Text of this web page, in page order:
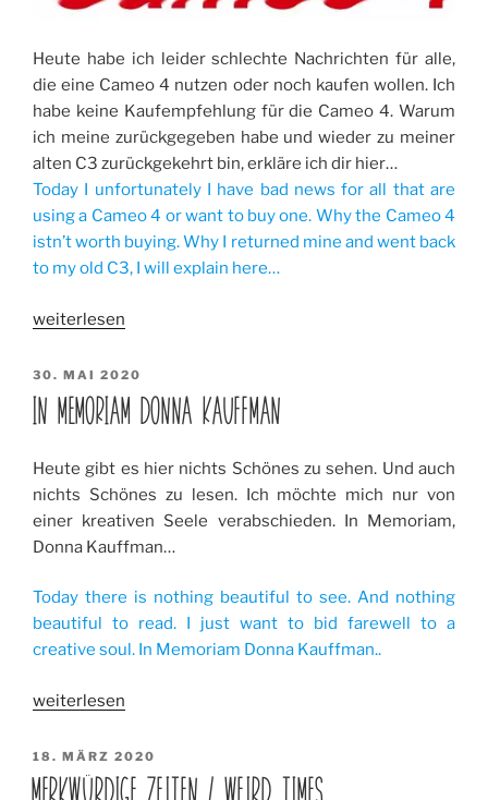
Heute habe ich leider schlechte Nachrichten für alle,
die eine Cameo 4 nutzen oder noch kaufen wollen. Ich
habe keine Kaufempfehlung für die Cameo 4. Warum
ich meine zurückgegeben habe und wieder zu meiner
alten C3 zurückgekehrt bin, erkläre ich dir hier…
Today I unfortunately I have bad news for all that are
using a Cameo 4 or want to buy one. Why the Cameo 4
istn’t worth buying. Why I returned mine and went back
to my old C3, I will explain here…
„Keine
für
die
Cameo
/
Cameo
4
isn’t
buying“
weiterlesen
VERÖFFENTLICHT
AM
30. MAI 2020
IN MEMORIAM DONNA KAUFFMAN
Heute gibt es hier nichts Schönes zu sehen. Und auch
nichts Schönes zu lesen. Ich möchte mich nur von
einer kreativen Seele verabschieden. In Memoriam,
Donna Kauffman…
Today there is nothing beautiful to see. And nothing
beautiful to read. I just want to bid farewell to a
creative soul. In Memoriam Donna Kauffman..
„In
Donna
Kauffman“
weiterlesen
VERÖFFENTLICHT
AM
18. MÄRZ 2020
MERKWÜRDIGE ZEITEN / WEIRD TIMES